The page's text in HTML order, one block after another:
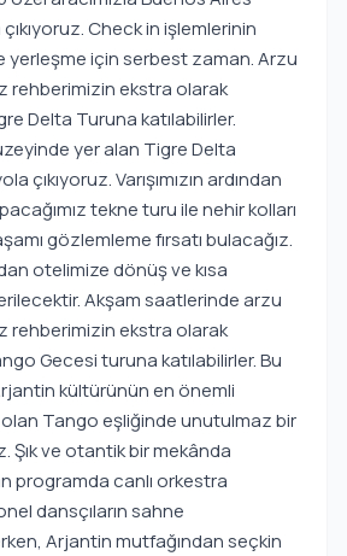
Check in işlemlerinin
yerleşme için serbest zaman. Arzu
rehberimizin ekstra olarak
Delta Turuna katılabilirler.
yer alan Tigre Delta
çıkıyoruz. Varışımızın ardından
tekne turu ile nehir kolları
gözlemleme fırsatı bulacağız.
otelimize dönüş ve kısa
Akşam saatlerinde arzu
rehberimizin ekstra olarak
Gecesi turuna katılabilirler. Bu
kültürünün en önemli
Tango eşliğinde unutulmaz bir
Şık ve otantik bir mekânda
programda canlı orkestra
dansçıların sahne
Arjantin mutfağından seçkin